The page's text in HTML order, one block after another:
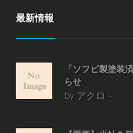
最新情報
「ソフビ製塗装
らせ
by アクロ